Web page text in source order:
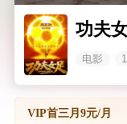
功夫
电影
VIP首三月9元/月